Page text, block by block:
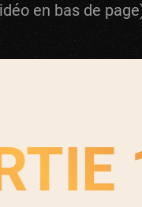
en bas de